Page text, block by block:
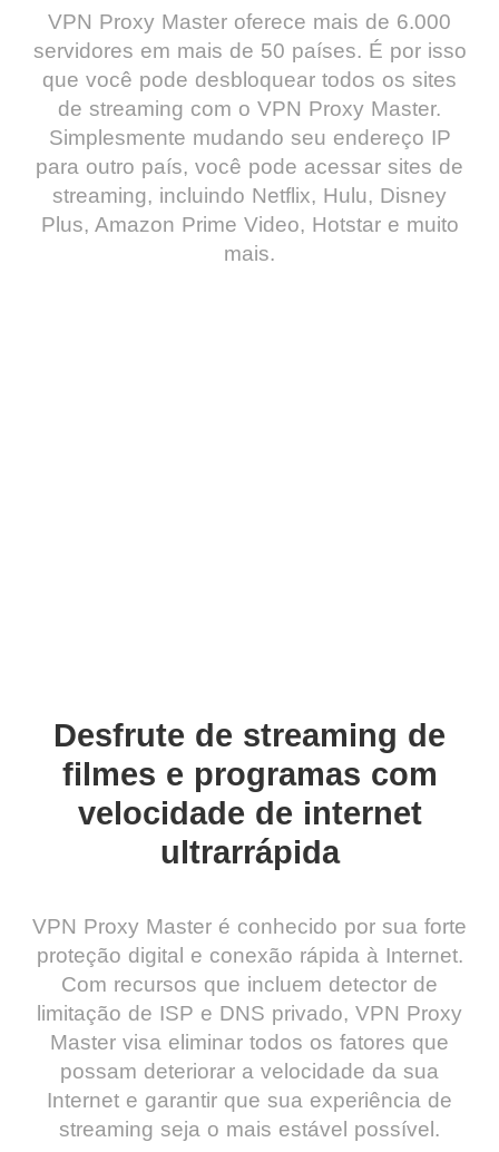
VPN Proxy Master oferece mais de 6.000
servidores em mais de 50 países. É por isso
que você pode desbloquear todos os sites
de streaming com o VPN Proxy Master.
Simplesmente mudando seu endereço IP
para outro país, você pode acessar sites de
streaming, incluindo Netflix, Hulu, Disney
Plus, Amazon Prime Video, Hotstar e muito
mais.
Desfrute de streaming de
filmes e programas com
velocidade de internet
ultrarrápida
VPN Proxy Master é conhecido por sua forte
proteção digital e conexão rápida à Internet.
Com recursos que incluem detector de
limitação de ISP e DNS privado, VPN Proxy
Master visa eliminar todos os fatores que
possam deteriorar a velocidade da sua
Internet e garantir que sua experiência de
streaming seja o mais estável possível.